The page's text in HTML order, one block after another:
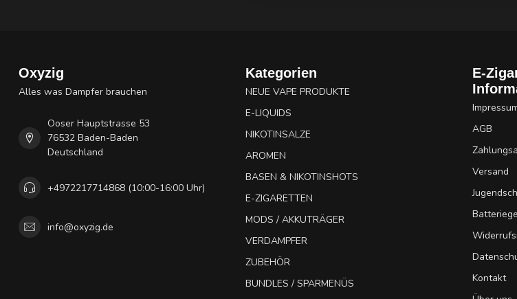
Oxyzig
Alles was Dampfer brauchen
Ooser Hauptstrasse 53
76532 Baden-Baden
Deutschland
+4972217714868 (10:00-16:00 Uhr)
info@oxyzig.de
Kategorien
NEUE VAPE PRODUKTE
E-LIQUIDS
NIKOTINSALZE
AROMEN
BASEN & NIKOTINSHOTS
E-ZIGARETTEN
MODS / AKKUTRÄGER
VERDAMPFER
ZUBEHÖR
BUNDLES / SPARMENÜS
E-
AGB
Versand
Kontakt